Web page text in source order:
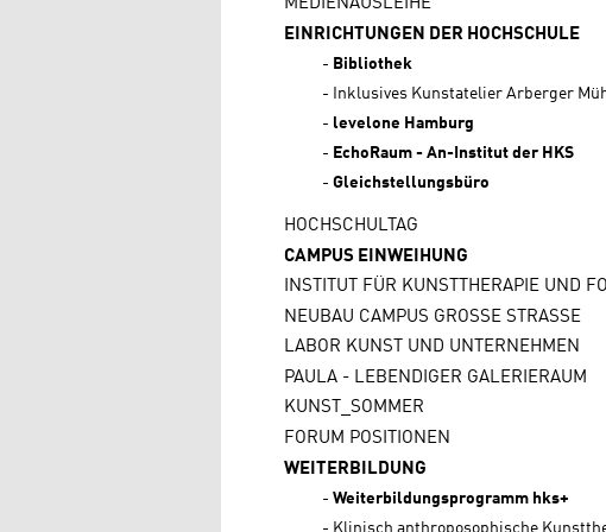
MEDIENAUSLEIHE
EINRICHTUNGEN DER HOCHSCHULE
Bibliothek
Inklusives Kunstatelier Arberger
levelone Hamburg
EchoRaum - An-Institut der HKS
Gleichstellungsbüro
HOCHSCHULTAG
CAMPUS EINWEIHUNG
INSTITUT FÜR KUNSTTHERAPIE UND
NEUBAU CAMPUS GROSSE STRASSE
LABOR KUNST UND UNTERNEHMEN
PAULA - LEBENDIGER GALERIERAUM
KUNST_SOMMER
FORUM POSITIONEN
WEITERBILDUNG
Weiterbildungsprogramm hks+
Klinisch anthroposophische